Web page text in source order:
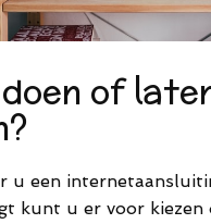
of
u een
kunt u er voor kiezen